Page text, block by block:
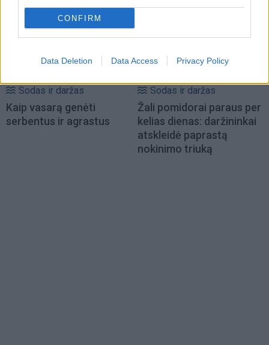
CONFIRM
Data Deletion Data Access Privacy Policy
Sodas ir daržas
Kaip vasarą genėti
serbentus ir agrastus
Sodas ir daržas
Žali pomidorai paraus per
kelias dienas: daržininkai
atskleidė paprastą
nokinimo triuką